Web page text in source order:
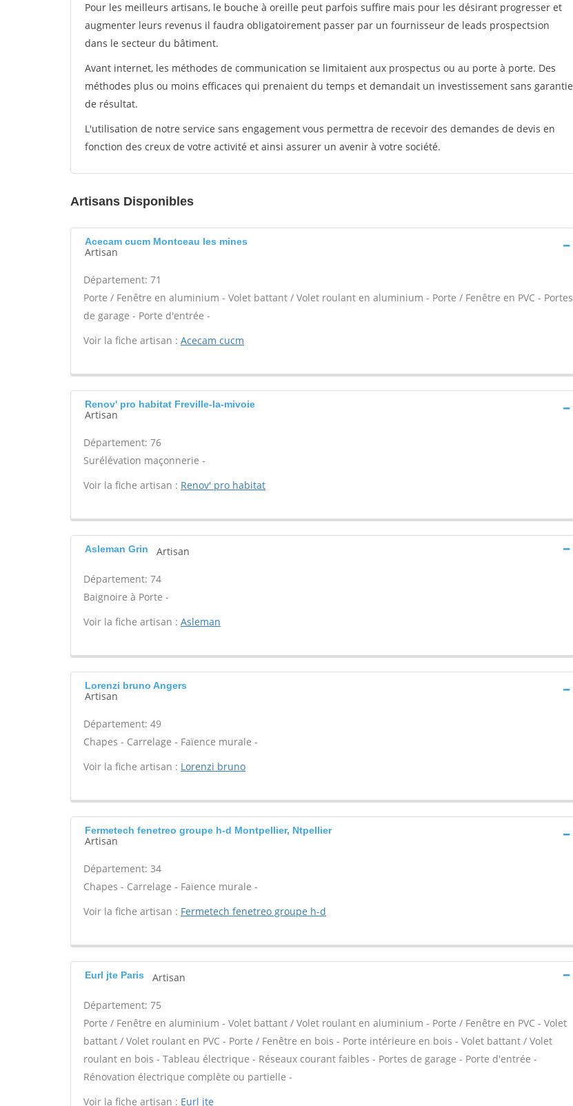
Pour les meilleurs artisans, le bouche à oreille peut parfois suffire mais pour les désirant progresser et
augmenter leurs revenus il faudra obligatoirement passer par un fournisseur de leads prospectsion
dans le secteur du bâtiment.
Avant internet, les méthodes de communication se limitaient aux prospectus ou au porte à porte. Des
méthodes plus ou moins efficaces qui prenaient du temps et demandait un investissement sans garantie
de résultat.
L'utilisation de notre service sans engagement vous permettra de recevoir des demandes de devis en
fonction des creux de votre activité et ainsi assurer un avenir à votre société.
Artisans Disponibles
Acecam cucm Montceau les mines
Artisan
Département: 71
Porte / Fenêtre en aluminium - Volet battant / Volet roulant en aluminium - Porte / Fenêtre en PVC - Portes
de garage - Porte d'entrée -
Voir la fiche artisan : Acecam cucm
Renov' pro habitat Freville-la-mivoie
Artisan
Département: 76
Surélévation maçonnerie -
Voir la fiche artisan : Renov' pro habitat
Asleman Grin Artisan
Département: 74
Baignoire à Porte -
Voir la fiche artisan : Asleman
Lorenzi bruno Angers
Artisan
Département: 49
Chapes - Carrelage - Faïence murale -
Voir la fiche artisan : Lorenzi bruno
Fermetech fenetreo groupe h-d Montpellier, Ntpellier
Artisan
Département: 34
Chapes - Carrelage - Faïence murale -
Voir la fiche artisan : Fermetech fenetreo groupe h-d
Eurl jte Paris Artisan
Département: 75
Porte / Fenêtre en aluminium - Volet battant / Volet roulant en aluminium - Porte / Fenêtre en PVC - Volet
battant / Volet roulant en PVC - Porte / Fenêtre en bois - Porte intérieure en bois - Volet battant / Volet
roulant en bois - Tableau électrique - Réseaux courant faibles - Portes de garage - Porte d'entrée -
Rénovation électrique complète ou partielle -
Voir la fiche artisan : Eurl jte